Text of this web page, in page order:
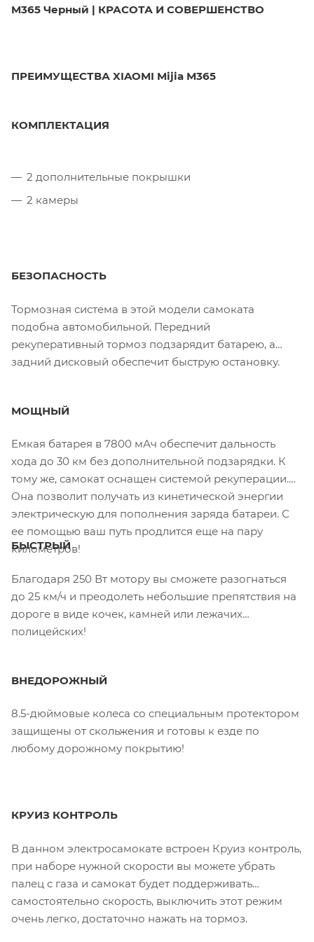
M365 Черный | КРАСОТА И СОВЕРШЕНСТВО
ПРЕИМУЩЕСТВА XIAOMI Mijia M365
КОМПЛЕКТАЦИЯ
2 дополнительные покрышки
2 камеры
БЕЗОПАСНОСТЬ
Тормозная система в этой модели самоката
подобна автомобильной. Передний
рекуперативный тормоз подзарядит батарею, а
задний дисковый обеспечит быструю остановку.
МОЩНЫЙ
Емкая батарея в 7800 мАч обеспечит дальность
хода до 30 км без дополнительной подзарядки. К
тому же, самокат оснащен системой рекуперации.
Она позволит получать из кинетической энергии
электрическую для пополнения заряда батареи. С
ее помощью ваш путь продлится еще на пару
километров!
БЫСТРЫЙ
Благодаря 250 Вт мотору вы сможете разогнаться
до 25 км/ч и преодолеть небольшие препятствия на
дороге в виде кочек, камней или лежачих
полицейских!
ВНЕДОРОЖНЫЙ
8.5-дюймовые колеса со специальным протектором
защищены от скольжения и готовы к езде по
любому дорожному покрытию!
КРУИЗ КОНТРОЛЬ
В данном электросамокате встроен Круиз контроль,
при наборе нужной скорости вы можете убрать
палец с газа и самокат будет поддерживать
самостоятельно скорость, выключить этот режим
очень легко, достаточно нажать на тормоз.